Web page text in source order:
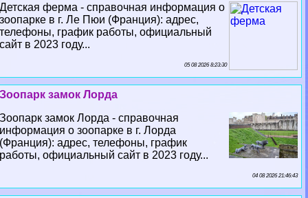
Детская ферма - справочная информация о
зоопарке в г. Ле Пюи (Франция): адрес,
телефоны, график работы, официальный
сайт в 2023 году...
05 08 2026 8:23:30
Зоопарк замок Лорда
Зоопарк замок Лорда - справочная
информация о зоопарке в г. Лорда
(Франция): адрес, телефоны, график
работы, официальный сайт в 2023 году...
04 08 2026 21:46:43